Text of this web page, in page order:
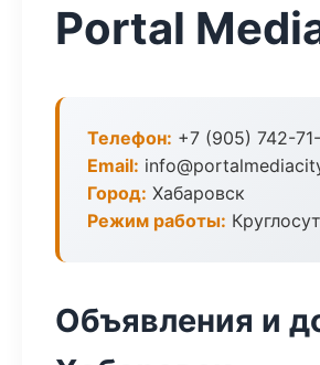
Portal
Телефон: +7 (905) 742-
Email:
Город: Хабаровск
Режим работы:
Объявления и